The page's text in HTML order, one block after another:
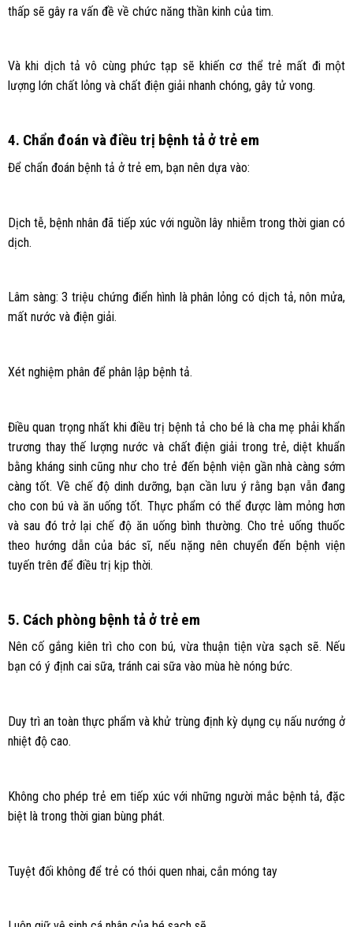
thấp sẽ gây ra vấn đề về chức năng thần kinh của tim.
Và khi dịch tả vô cùng phức tạp sẽ khiến cơ thể trẻ mất đi một
lượng lớn chất lỏng và chất điện giải nhanh chóng, gây tử vong.
4. Chẩn đoán và điều trị bệnh tả ở trẻ em
Để chẩn đoán bệnh tả ở trẻ em, bạn nên dựa vào:
Dịch tễ, bệnh nhân đã tiếp xúc với nguồn lây nhiễm trong thời gian có
dịch.
Lâm sàng: 3 triệu chứng điển hình là phân lỏng có dịch tả, nôn mửa,
mất nước và điện giải.
Xét nghiệm phân để phân lập bệnh tả.
Điều quan trọng nhất khi điều trị bệnh tả cho bé là cha mẹ phải khẩn
trương thay thế lượng nước và chất điện giải trong trẻ, diệt khuẩn
bằng kháng sinh cũng như cho trẻ đến bệnh viện gần nhà càng sớm
càng tốt. Về chế độ dinh dưỡng, bạn cần lưu ý rằng bạn vẫn đang
cho con bú và ăn uống tốt. Thực phẩm có thể được làm mỏng hơn
và sau đó trở lại chế độ ăn uống bình thường. Cho trẻ uống thuốc
theo hướng dẫn của bác sĩ, nếu nặng nên chuyển đến bệnh viện
tuyến trên để điều trị kịp thời.
5. Cách phòng bệnh tả ở trẻ em
Nên cố gắng kiên trì cho con bú, vừa thuận tiện vừa sạch sẽ. Nếu
bạn có ý định cai sữa, tránh cai sữa vào mùa hè nóng bức.
Duy trì an toàn thực phẩm và khử trùng định kỳ dụng cụ nấu nướng ở
nhiệt độ cao.
Không cho phép trẻ em tiếp xúc với những người mắc bệnh tả, đặc
biệt là trong thời gian bùng phát.
Tuyệt đối không để trẻ có thói quen nhai, cắn móng tay